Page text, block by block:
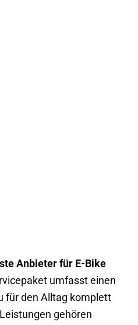
Anbieter für E-Bike
umfasst einen
für den Alltag komplett
gehören